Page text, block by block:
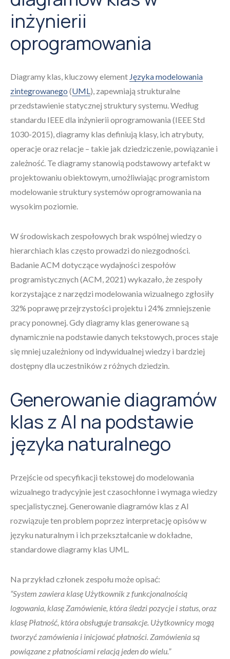
inżynierii
oprogramowania
Diagramy klas, kluczowy element Języka modelowania
zintegrowanego (UML), zapewniają strukturalne
przedstawienie statycznej struktury systemu. Według
standardu IEEE dla inżynierii oprogramowania (IEEE Std
1030-2015), diagramy klas definiują klasy, ich atrybuty,
operacje oraz relacje – takie jak dziedziczenie, powiązanie i
zależność. Te diagramy stanowią podstawowy artefakt w
projektowaniu obiektowym, umożliwiając programistom
modelowanie struktury systemów oprogramowania na
wysokim poziomie.
W środowiskach zespołowych brak wspólnej wiedzy o
hierarchiach klas często prowadzi do niezgodności.
Badanie ACM dotyczące wydajności zespołów
programistycznych (ACM, 2021) wykazało, że zespoły
korzystające z narzędzi modelowania wizualnego zgłosiły
32% poprawę przejrzystości projektu i 24% zmniejszenie
pracy ponownej. Gdy diagramy klas generowane są
dynamicznie na podstawie danych tekstowych, proces staje
się mniej uzależniony od indywidualnej wiedzy i bardziej
dostępny dla uczestników z różnych dziedzin.
Generowanie diagramów
klas z AI na podstawie
języka naturalnego
Przejście od specyfikacji tekstowej do modelowania
wizualnego tradycyjnie jest czasochłonne i wymaga wiedzy
specjalistycznej. Generowanie diagramów klas z AI
rozwiązuje ten problem poprzez interpretację opisów w
języku naturalnym i ich przekształcanie w dokładne,
standardowe diagramy klas UML.
Na przykład członek zespołu może opisać:
“System zawiera klasę Użytkownik z funkcjonalnością
logowania, klasę Zamówienie, która śledzi pozycje i status, oraz
klasę Płatność, która obsługuje transakcje. Użytkownicy mogą
tworzyć zamówienia i inicjować płatności. Zamówienia są
powiązane z płatnościami relacją jeden do wielu.”